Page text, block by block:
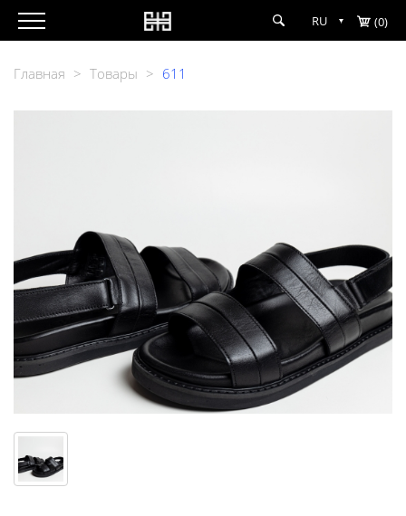
RU (0)
Главная > Товары > 611